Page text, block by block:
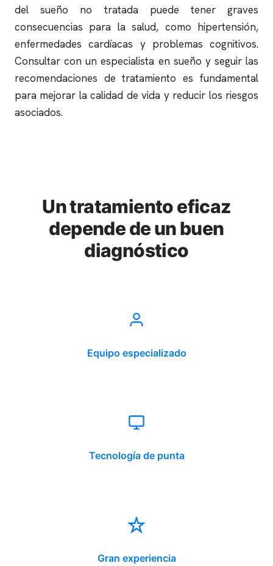
del sueño no tratada puede tener graves
consecuencias para la salud, como hipertensión,
enfermedades cardíacas y problemas cognitivos.
Consultar con un especialista en sueño y seguir las
recomendaciones de tratamiento es fundamental
para mejorar la calidad de vida y reducir los riesgos
asociados.
Un tratamiento eficaz
depende de un buen
diagnóstico
Equipo especializado
Tecnología de punta
Gran experiencia